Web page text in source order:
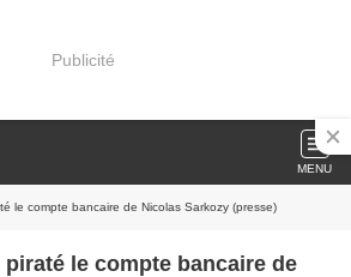
Publicité
MENU
le compte bancaire de Nicolas Sarkozy (presse)
le compte bancaire de